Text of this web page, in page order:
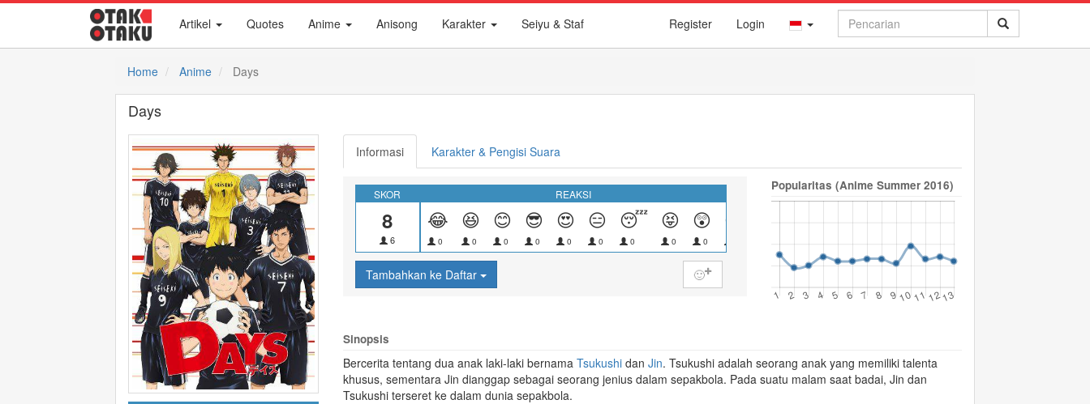
Register Login
Artikel Quotes Anime Anisong Karakter Seiyu & Staf
Home Anime Days
Days
Informasi Karakter & Pengisi Suara
SKOR
8
6
REAKSI
😂
0
😆
0
😊
0
😎
0
😍
0
😑
0
😴
0
😝
0
😲
0
😟
Tambahkan ke Daftar 🙂
Popularitas (Anime Summer 2016)
Sinopsis
Bercerita tentang dua anak laki-laki bernama Tsukushidan Jin. Tsukushi adalah seorang anak yang memiliki talenta
khusus, sementara Jin dianggap sebagai seorang jenius dalam sepakbola. Pada suatu malam saat badai, Jin dan
Tsukushi terseret ke dalam dunia sepakbola.